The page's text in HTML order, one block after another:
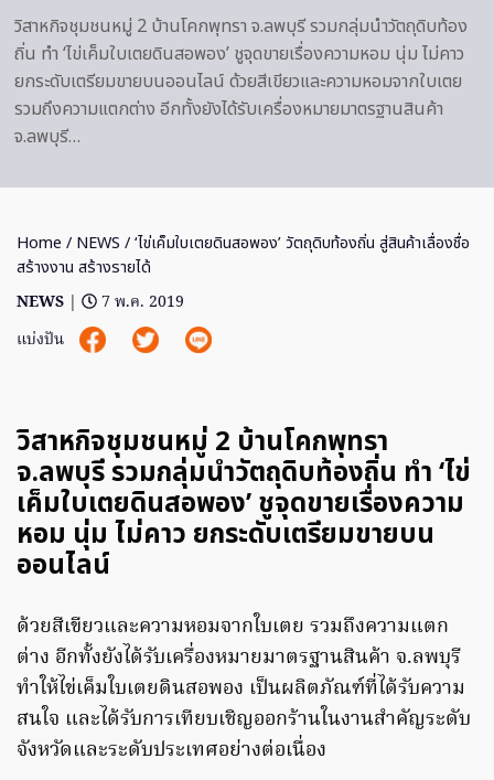
วิสาหกิจชุมชนหมู่ 2 บ้านโคกพุทรา จ.ลพบุรี รวมกลุ่มนำวัตถุดิบท้อง
ถิ่น ทำ ‘ไข่เค็มใบเตยดินสอพอง’ ชูจุดขายเรื่องความหอม นุ่ม ไม่คาว
ยกระดับเตรียมขายบนออนไลน์ ด้วยสีเขียวและความหอมจากใบเตย
รวมถึงความแตกต่าง อีกทั้งยังได้รับเครื่องหมายมาตรฐานสินค้า
จ.ลพบุรี…
Home / NEWS / ‘ไข่เค็มใบเตยดินสอพอง’ วัตถุดิบท้องถิ่น สู่สินค้าเลื่องชื่อ
สร้างงาน สร้างรายได้
NEWS |
7 พ.ค. 2019
แบ่งปัน
วิสาหกิจชุมชนหมู่ 2 บ้านโคกพุทรา
จ.ลพบุรี รวมกลุ่มนำวัตถุดิบท้องถิ่น ทำ ‘ไข่
เค็มใบเตยดินสอพอง’ ชูจุดขายเรื่องความ
หอม นุ่ม ไม่คาว ยกระดับเตรียมขายบน
ออนไลน์
ด้วยสีเขียวและความหอมจากใบเตย รวมถึงความแตก
ต่าง อีกทั้งยังได้รับเครื่องหมายมาตรฐานสินค้า จ.ลพบุรี
ทำให้ไข่เค็มใบเตยดินสอพอง เป็นผลิตภัณฑ์ที่ได้รับความ
สนใจ และได้รับการเทียบเชิญออกร้านในงานสำคัญระดับ
จังหวัดและระดับประเทศอย่างต่อเนื่อง